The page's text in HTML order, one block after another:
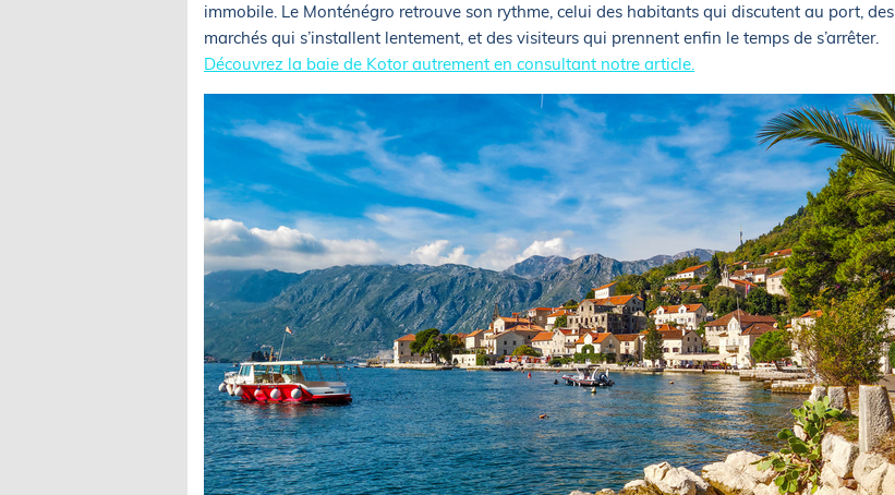
immobile. Le Monténégro retrouve son rythme, celui des habitants qui discutent au port, des
marchés qui s’installent lentement, et des visiteurs qui prennent enfin le temps de s’arrêter.
Découvrez la baie de Kotor autrement en consultant notre article.